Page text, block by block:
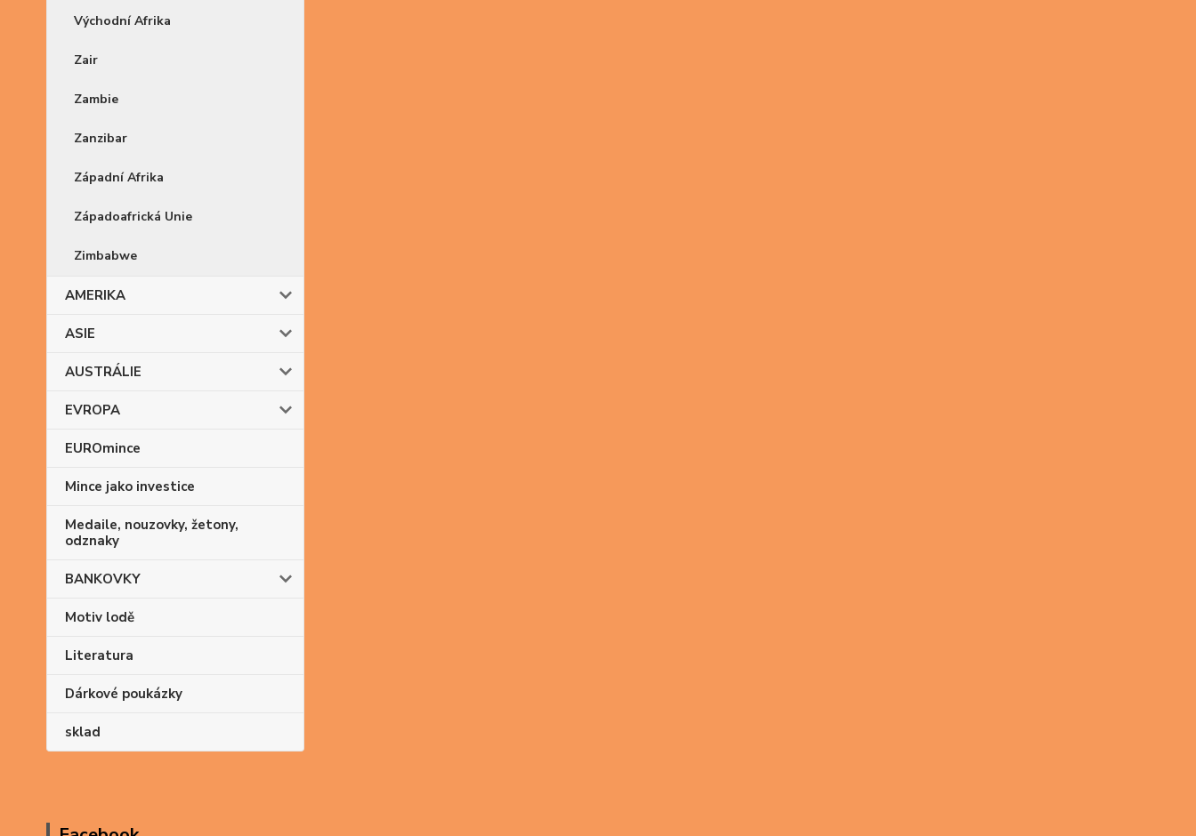
Východní Afrika
Zair
Zambie
Zanzibar
Západní Afrika
Západoafrická Unie
Zimbabwe
AMERIKA
ASIE
AUSTRÁLIE
EVROPA
EUROmince
Mince jako investice
Medaile, nouzovky, žetony,
odznaky
BANKOVKY
Motiv lodě
Literatura
Dárkové poukázky
sklad